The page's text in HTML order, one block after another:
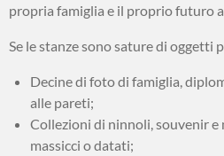
propria famiglia e il proprio futuro
Se le stanze sono sature di oggetti
Decine di foto di famiglia,
alle pareti;
Collezioni di ninnoli, souvenir e
massicci o datati;